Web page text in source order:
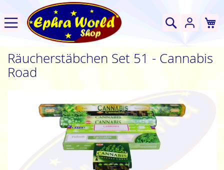
Suche
Räucherstäbchen Set 51 - Cannabis
Road